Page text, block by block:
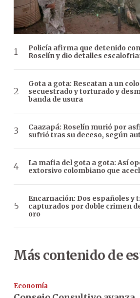
Policía afirma que detenido
Roselín y dio detalles
Gota a gota: Rescatan a un
secuestrado y torturado y
banda de usura
Caazapá: Roselín murió por
sufrió tras su deceso, según
La mafia del gota a gota: Así
extorsivo colombiano que
Encarnación: Dos españoles y
capturados por doble crimen
oro
Más contenido de
Economía